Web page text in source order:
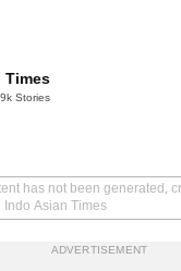
Times
Stories
has not been generated,
Asian Times
ADVERTISEMENT